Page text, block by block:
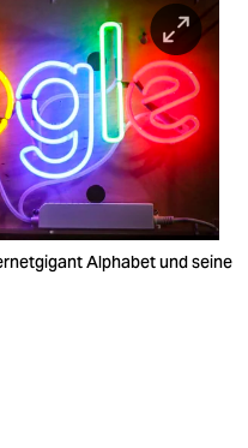
Alphabet und seine